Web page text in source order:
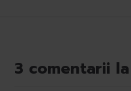
3 comentarii